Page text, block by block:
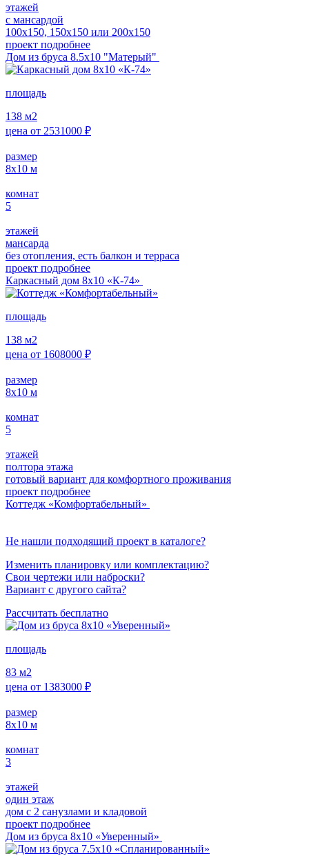
этажей
с мансардой
100х150, 150х150 или 200х150
проект подробнее
Дом из бруса 8.5х10 "Матерый"
площадь
138 м2
цена от 2531000 ₽
размер
8х10 м
комнат
5
этажей
мансарда
без отопления, есть балкон и терраса
проект подробнее
Каркасный дом 8х10 «К-74»
площадь
138 м2
цена от 1608000 ₽
размер
8х10 м
комнат
5
этажей
полтора этажа
готовый вариант для комфортного проживания
проект подробнее
Коттедж «Комфортабельный»
Не нашли подходящий проект в каталоге?
Изменить планировку или комплектацию?
Свои чертежи или наброски?
Вариант с другого сайта?
Рассчитать бесплатно
площадь
83 м2
цена от 1383000 ₽
размер
8х10 м
комнат
3
этажей
один этаж
дом с 2 санузлами и кладовой
проект подробнее
Дом из бруса 8х10 «Уверенный»